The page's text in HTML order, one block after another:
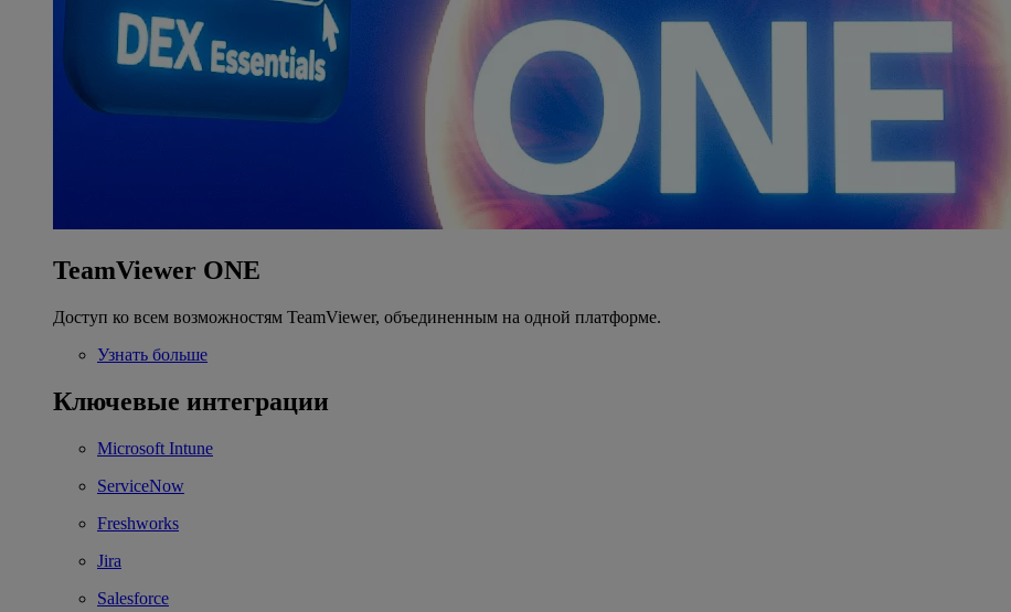
TeamViewer ONE
Доступ ко всем возможностям TeamViewer, объединенным на одной платформе.
Узнать больше
Ключевые интеграции
Microsoft Intune
ServiceNow
Freshworks
Jira
Salesforce